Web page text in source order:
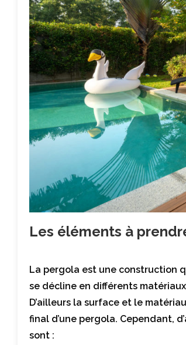
Les éléments à
La pergola est une construction
se décline en différents
D’ailleurs la surface et le
final d’une pergola. Cependant,
sont :